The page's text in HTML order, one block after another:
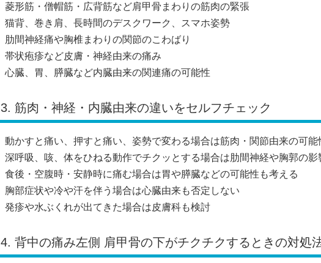
菱形筋・僧帽筋・広背筋など肩甲骨まわりの筋肉の緊張
猫背、巻き肩、長時間のデスクワーク、スマホ姿勢
肋間神経痛や胸椎まわりの関節のこわばり
帯状疱疹など皮膚・神経由来の痛み
心臓、胃、膵臓など内臓由来の関連痛の可能性
3. 筋肉・神経・内臓由来の違いをセルフチェック
動かすと痛い、押すと痛い、姿勢で変わる場合は筋肉・関節由来の可能
深呼吸、咳、体をひねる動作でチクッとする場合は肋間神経や胸郭の影
食後・空腹時・安静時に痛む場合は胃や膵臓などの可能性も考える
胸部症状や冷や汗を伴う場合は心臓由来も否定しない
発疹や水ぶくれが出てきた場合は皮膚科も検討
4. 背中の痛み左側 肩甲骨の下がチクチクするときの対処